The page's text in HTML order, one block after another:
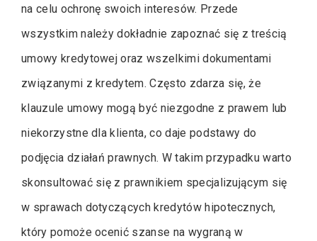
na celu ochronę swoich interesów. Przede
wszystkim należy dokładnie zapoznać się z treścią
umowy kredytowej oraz wszelkimi dokumentami
związanymi z kredytem. Często zdarza się, że
klauzule umowy mogą być niezgodne z prawem lub
niekorzystne dla klienta, co daje podstawy do
podjęcia działań prawnych. W takim przypadku warto
skonsultować się z prawnikiem specjalizującym się
w sprawach dotyczących kredytów hipotecznych,
który pomoże ocenić szanse na wygraną w